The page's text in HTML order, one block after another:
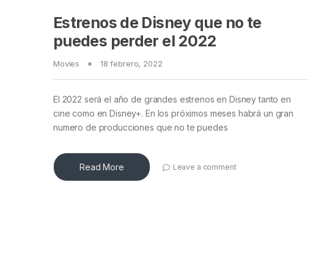
Estrenos de Disney que no te
puedes perder el 2022
Movies 18 febrero, 2022
El 2022 será el año de grandes estrenos en Disney tanto en
cine como en Disney+. En los próximos meses habrá un gran
numero de producciones que no te puedes
Read More Leave a comment